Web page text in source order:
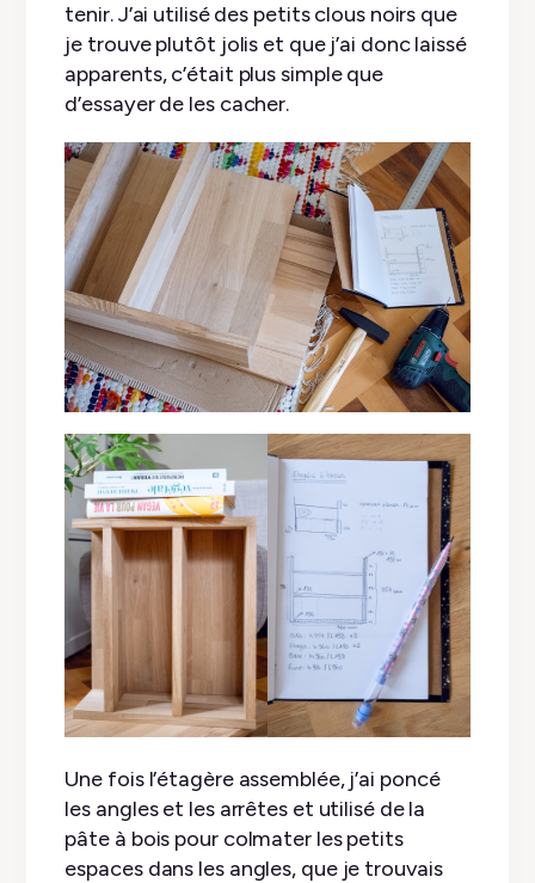
tenir. J’ai utilisé des petits clous noirs que
je trouve plutôt jolis et que j’ai donc laissé
apparents, c’était plus simple que
d’essayer de les cacher.
Une fois l’étagère assemblée, j’ai poncé
les angles et les arrêtes et utilisé de la
pâte à bois pour colmater les petits
espaces dans les angles, que je trouvais